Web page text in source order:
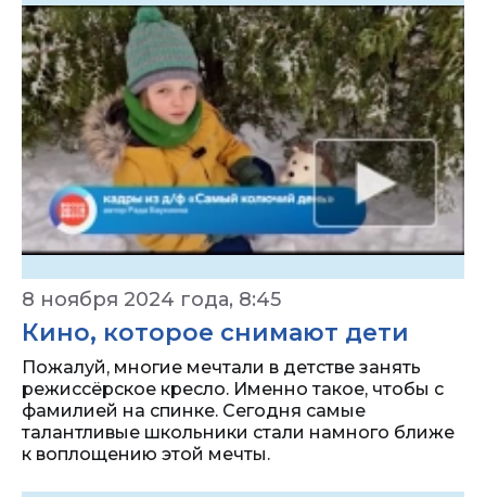
8 ноября 2024 года, 8:45
Кино, которое снимают дети
Пожалуй, многие мечтали в детстве занять
режиссёрское кресло. Именно такое, чтобы с
фамилией на спинке. Сегодня самые
талантливые школьники стали намного ближе
к воплощению этой мечты.